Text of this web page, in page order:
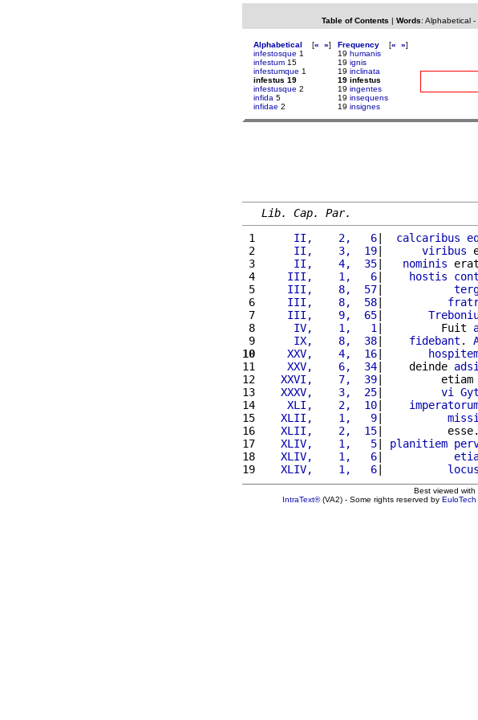
Table of Contents | Words: Alphabetical-
Alphabetical [« »]
infestosque 1
infestum 15
infestumque 1
infestus 19
infestusque 2
infida 5
infidae 2
Frequency [« »]
19 humanis
19 ignis
19 inclinata
19 infestus
19 ingentes
19 insequens
19 insignes
Lib. Cap. Par.
1
     II,    2,   6
| calcaribus
2
     II,    3,  19
| viribus
3
     II,    4,  35
| nominis
4
    III,    1,   6
| hostis
5
    III,    8,  57
|
6
    III,    8,  58
|
7
    III,    9,  65
|
8
     IV,    1,   1
|         Fuit
9
     IX,    8,  38
| fidebant .
10
    XXV,    4,  16
|
11
    XXV,    6,  34
|    deinde
12
   XXVI,    7,  39
|         etiam
13
   XXXV,    3,  25
| vi
14
    XLI,    2,  10
|
15
   XLII,    1,   9
|
16
   XLII,    2,  15
|
17
   XLIV,    1,   5
| planitiem
18
   XLIV,    1,   6
|
19
   XLIV,    1,   6
| locus
Best viewed
IntraText®(VA2) - Some rights reserved by EuloTech